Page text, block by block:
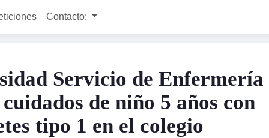
Contacto:
Servicio de Enfermería
de niño 5 años con
tipo 1 en el colegio